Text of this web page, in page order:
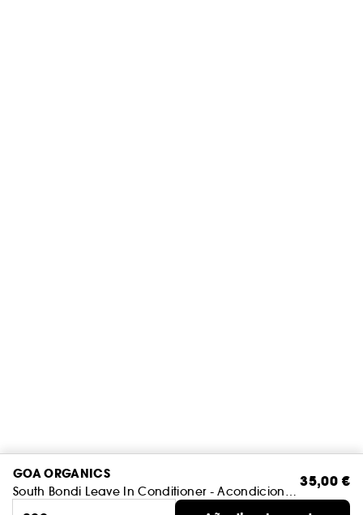
GOA ORGANICS
South Bondi Leave In Conditioner - Acondicionador hidratante sin aclarado
35,00 €